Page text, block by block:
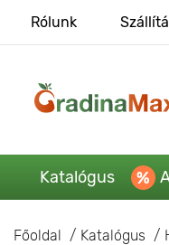
Rólunk
Katalógus
Főoldal Katalógus